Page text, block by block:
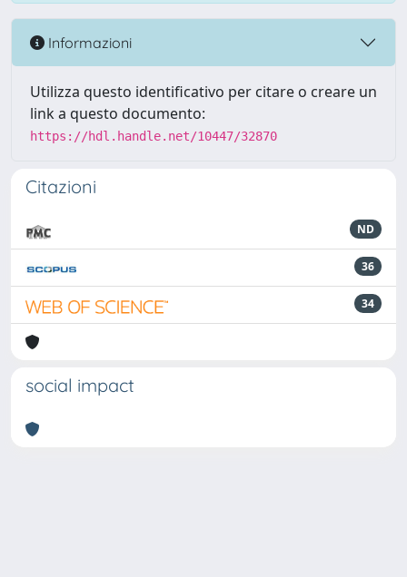
Informazioni
Utilizza questo identificativo per citare o creare un
link a questo documento:
https://hdl.handle.net/10447/32870
Citazioni
ND
36
34
social impact